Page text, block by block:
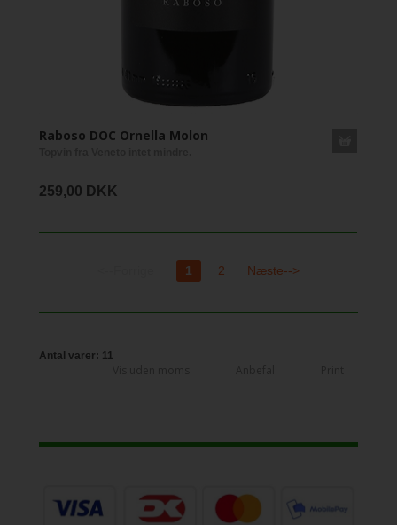
Raboso DOC Ornella Molon
259,00 DKK
1 2 Næste-->
Antal varer: 11